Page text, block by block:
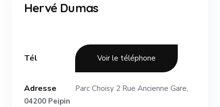
Hervé Dumas
Tél Voir le téléphone
Adresse
Parc Choisy 2 Rue Ancienne Gare,
04200 Peipin